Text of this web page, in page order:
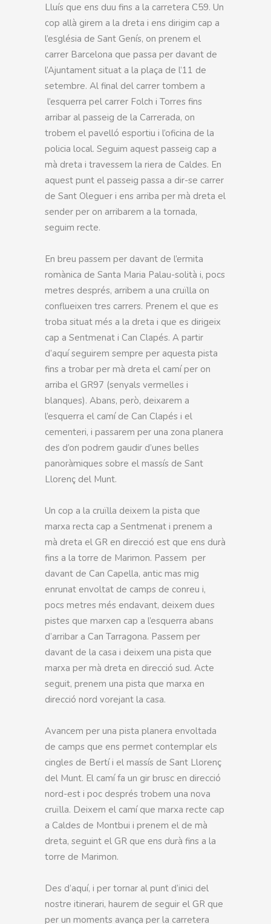
Lluís que ens duu fins a la carretera C59. Un
cop allà girem a la dreta i ens dirigim cap a
l’església de Sant Genís, on prenem el
carrer Barcelona que passa per davant de
l’Ajuntament situat a la plaça de l’11 de
setembre. Al final del carrer tombem a
l’esquerra pel carrer Folch i Torres fins
arribar al passeig de la Carrerada, on
trobem el pavelló esportiu i l’oficina de la
policia local. Seguim aquest passeig cap a
mà dreta i travessem la riera de Caldes. En
aquest punt el passeig passa a dir-se carrer
de Sant Oleguer i ens arriba per mà dreta el
sender per on arribarem a la tornada,
seguim recte.
En breu passem per davant de l’ermita
romànica de Santa Maria Palau-solità i, pocs
metres després, arribem a una cruïlla on
conflueixen tres carrers. Prenem el que es
troba situat més a la dreta i que es dirigeix
cap a Sentmenat i Can Clapés. A partir
d’aquí seguirem sempre per aquesta pista
fins a trobar per mà dreta el camí per on
arriba el GR97 (senyals vermelles i
blanques). Abans, però, deixarem a
l’esquerra el camí de Can Clapés i el
cementeri, i passarem per una zona planera
des d’on podrem gaudir d’unes belles
panoràmiques sobre el massís de Sant
Llorenç del Munt.
Un cop a la cruïlla deixem la pista que
marxa recta cap a Sentmenat i prenem a
mà dreta el GR en direcció est que ens durà
fins a la torre de Marimon. Passem per
davant de Can Capella, antic mas mig
enrunat envoltat de camps de conreu i,
pocs metres més endavant, deixem dues
pistes que marxen cap a l’esquerra abans
d’arribar a Can Tarragona. Passem per
davant de la casa i deixem una pista que
marxa per mà dreta en direcció sud. Acte
seguit, prenem una pista que marxa en
direcció nord vorejant la casa.
Avancem per una pista planera envoltada
de camps que ens permet contemplar els
cingles de Bertí i el massís de Sant Llorenç
del Munt. El camí fa un gir brusc en direcció
nord-est i poc després trobem una nova
cruïlla. Deixem el camí que marxa recte cap
a Caldes de Montbui i prenem el de mà
dreta, seguint el GR que ens durà fins a la
torre de Marimon.
Des d’aquí, i per tornar al punt d’inici del
nostre itinerari, haurem de seguir el GR que
per un moments avança per la carretera